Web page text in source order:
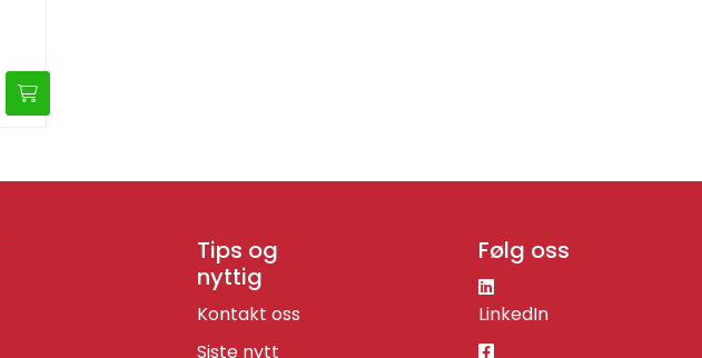
Tips og
nyttig
Kontakt oss
Siste nytt
Følg oss
LinkedIn